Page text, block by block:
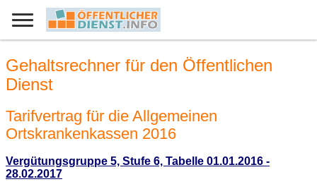
Gehaltsrechner für den Öffentlichen
Dienst
Tarifvertrag für die Allgemeinen
Ortskrankenkassen 2016
Vergütungsgruppe 5, Stufe 6, Tabelle 01.01.2016 -
28.02.2017